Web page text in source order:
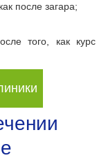
после загара;
того, как курс